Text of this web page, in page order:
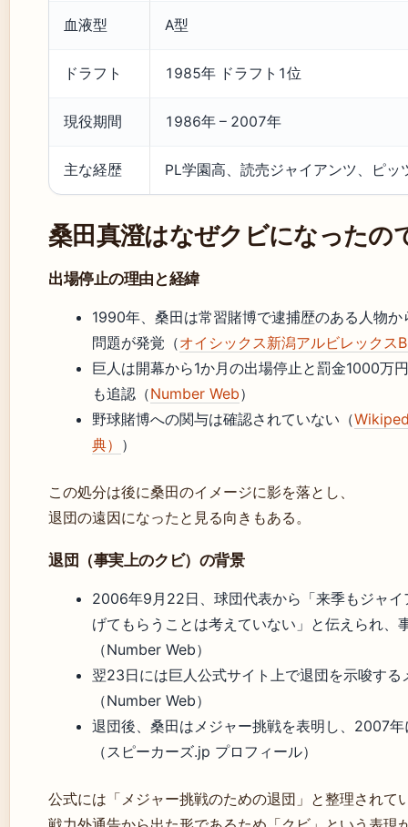
血液型 A型
ドラフト 1985年 ドラフト1位
現役期間 1986年 – 2007年
主な経歴 PL学園高、読売ジャイアンツ、ピッ
桑田真澄はなぜクビになったの
出場停止の理由と経緯
1990年、桑田は常習賭博で逮捕歴のある人物
問題が発覚（オイシックス新潟アルビレックス
巨人は開幕から1か月の出場停止と罰金1000万
も追認（Number Web）
野球賭博への関与は確認されていない（
典） ）
この処分は後に桑田のイメージに影を落とし、
退団の遠因になったと見る向きもある。
退団（事実上のクビ）の背景
2006年9月22日、球団代表から「来季もジャイ
げてもらうことは考えていない」と伝えられ、
（Number Web）
翌23日には巨人公式サイト上で退団を示唆する
（Number Web）
退団後、桑田はメジャー挑戦を表明し、2007
（スピーカーズ.jp プロフィール）
公式には「メジャー挑戦のための退団」と整理されて